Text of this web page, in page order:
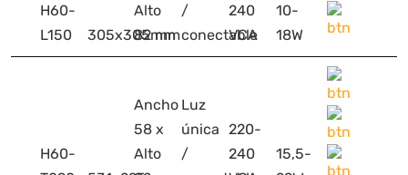
H60-
L150
305x305mm
Alto
82 mm
/
conectable
240
VCA
10-
18W
H60-
Ancho
58 x
Alto
Luz
única
/
220-
240
15,5-